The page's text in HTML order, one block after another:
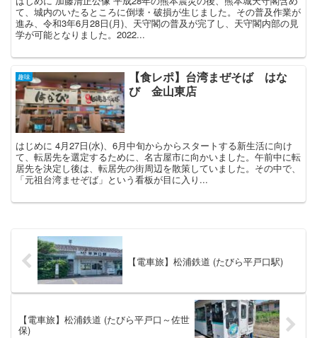
て、城内のいたるところに倒壊・破損が生じました。その普及作業が
進み、令和3年6月28日(月)、天守閣の普及が完了し、天守閣内部の見
学が可能となりました。2022...
趣味
【食レポ】台湾まぜそば はな
び 金山東店
はじめに 4月27日(水)、6月中旬からからスタートする新生活に向け
て、転居先を選定するために、名古屋市に向かいました。午前中に転
居先を決定し後は、転居先の街周辺を散策していました。その中で、
「元祖台湾ませぞば」という看板が目に入り...
【電車旅】松浦鉄道 (たびら平戸口駅)
【電車旅】松浦鉄道 (たびら平戸口～佐世
保)